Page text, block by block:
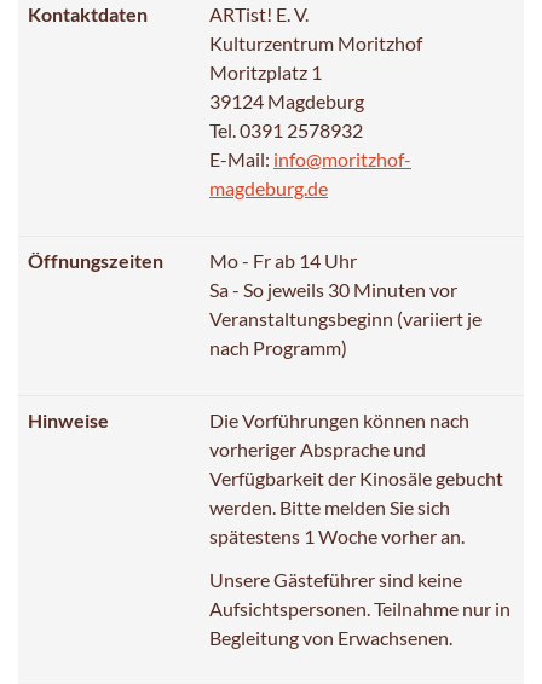
Kontaktdaten
ARTist! E. V.
Kulturzentrum Moritzhof
Moritzplatz 1
39124 Magdeburg
Tel. 0391 2578932
E-Mail: info@moritzhof-
magdeburg.de
Öffnungszeiten
Mo - Fr ab 14 Uhr
Sa - So jeweils 30 Minuten vor
Veranstaltungsbeginn (variiert je
nach Programm)
Hinweise
Die Vorführungen können nach
vorheriger Absprache und
Verfügbarkeit der Kinosäle gebucht
werden. Bitte melden Sie sich
spätestens 1 Woche vorher an.
Unsere Gästeführer sind keine
Aufsichtspersonen. Teilnahme nur in
Begleitung von Erwachsenen.